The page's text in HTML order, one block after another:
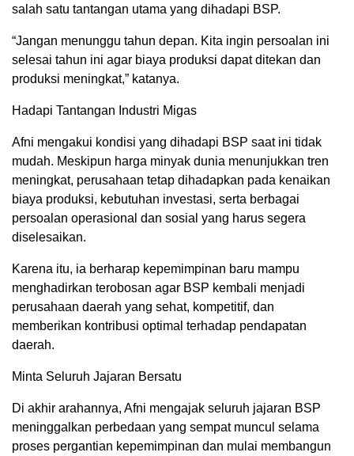
salah satu tantangan utama yang dihadapi BSP.
“Jangan menunggu tahun depan. Kita ingin persoalan ini
selesai tahun ini agar biaya produksi dapat ditekan dan
produksi meningkat,” katanya.
Hadapi Tantangan Industri Migas
Afni mengakui kondisi yang dihadapi BSP saat ini tidak
mudah. Meskipun harga minyak dunia menunjukkan tren
meningkat, perusahaan tetap dihadapkan pada kenaikan
biaya produksi, kebutuhan investasi, serta berbagai
persoalan operasional dan sosial yang harus segera
diselesaikan.
Karena itu, ia berharap kepemimpinan baru mampu
menghadirkan terobosan agar BSP kembali menjadi
perusahaan daerah yang sehat, kompetitif, dan
memberikan kontribusi optimal terhadap pendapatan
daerah.
Minta Seluruh Jajaran Bersatu
Di akhir arahannya, Afni mengajak seluruh jajaran BSP
meninggalkan perbedaan yang sempat muncul selama
proses pergantian kepemimpinan dan mulai membangun